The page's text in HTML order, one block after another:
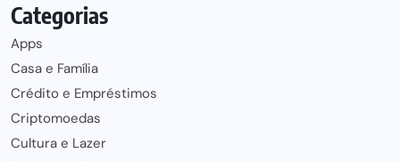
Categorias
Apps
Casa e Família
Crédito e Empréstimos
Criptomoedas
Cultura e Lazer